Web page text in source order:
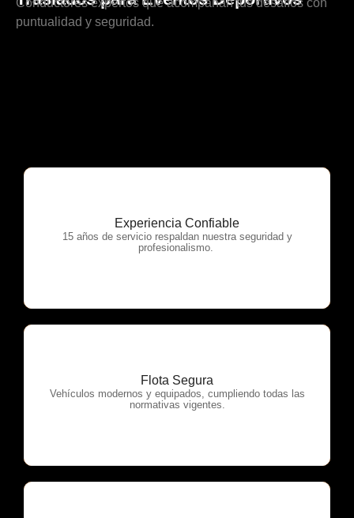
Conductores expertos que acompañan tus desafíos con
puntualidad y seguridad.
Experiencia Confiable
15 años de servicio respaldan nuestra seguridad y
profesionalismo.
OTP Servicios
Flota Segura
Vehículos modernos y equipados, cumpliendo todas las
normativas vigentes.
OTP Servicios